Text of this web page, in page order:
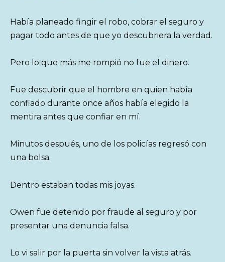
Había planeado fingir el robo, cobrar el seguro y
pagar todo antes de que yo descubriera la verdad.
Pero lo que más me rompió no fue el dinero.
Fue descubrir que el hombre en quien había
confiado durante once años había elegido la
mentira antes que confiar en mí.
Minutos después, uno de los policías regresó con
una bolsa.
Dentro estaban todas mis joyas.
Owen fue detenido por fraude al seguro y por
presentar una denuncia falsa.
Lo vi salir por la puerta sin volver la vista atrás.